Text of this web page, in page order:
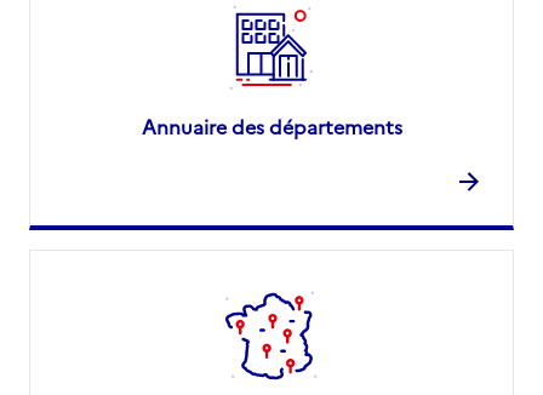
Annuaire des départements